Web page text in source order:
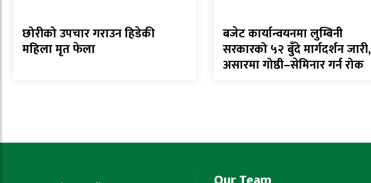
छोरीको उपचार गराउन हिडेकी
महिला मृत फेला
बजेट कार्यान्वयनमा लुम्बिनी
सरकारको ५२ बुँदे मार्गदर्शन जारी,
असारमा गोष्ठी–सेमिनार गर्न रोक